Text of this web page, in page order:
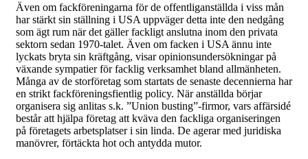
Även om fackföreningarna för de offentliganställda i viss mån
har stärkt sin ställning i USA uppväger detta inte den nedgång
som ägt rum när det gäller fackligt anslutna inom den privata
sektorn sedan 1970-talet. Även om facken i USA ännu inte
lyckats bryta sin kräftgång, visar opinionsundersökningar på
växande sympatier för facklig verksamhet bland allmänheten.
Många av de storföretag som startats de senaste decennierna har
en strikt fackföreningsfientlig policy. När anställda börjar
organisera sig anlitas s.k. ”Union busting”-firmor, vars affärsidé
består att hjälpa företag att kväva den fackliga organiseringen
på företagets arbetsplatser i sin linda. De agerar med juridiska
manövrer, förtäckta hot och antydda mutor.